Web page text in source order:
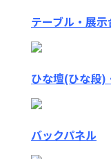
テーブル・展示
ひな壇(ひな段)
バックパネル